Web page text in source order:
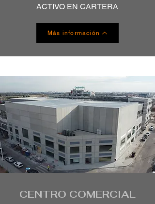
ACTIVO EN CARTERA
Más información
CENTRO COMERCIAL